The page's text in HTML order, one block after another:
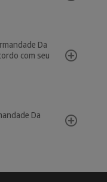
Da
com seu
Da